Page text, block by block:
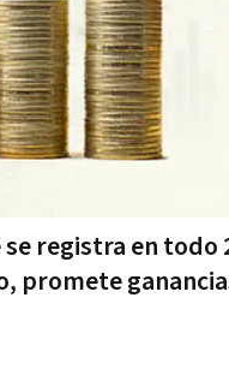
registra en
promete